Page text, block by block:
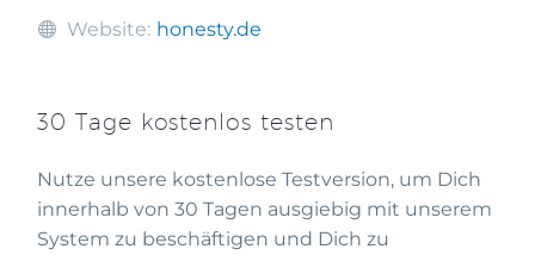
Website: honesty.de
30 Tage kostenlos testen
Nutze unsere kostenlose Testversion, um Dich
innerhalb von 30 Tagen ausgiebig mit unserem
System zu beschäftigen und Dich zu